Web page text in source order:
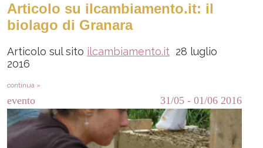
Articolo su ilcambiamento.it: il
biolago di Granara
Articolo sul sito ilcambiamento.it 28 luglio
2016
continua »
evento 31/05 - 01/06 2016